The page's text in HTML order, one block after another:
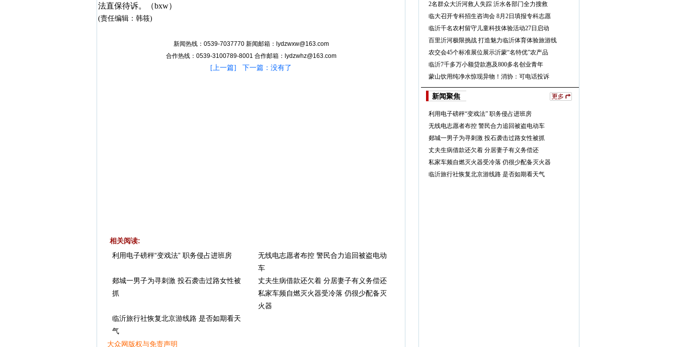
法直保待诉。
（bxw）
(责任编辑：韩筱)
新闻热线：0539-7037770 新闻邮箱：lydzwxw@163.com
合作热线：0539-3100789-8001 合作邮箱：lydzwhz@163.com
[上一篇] 下一篇：没有了
相关阅读:
利用电子磅秤“变戏法” 职务侵占进班房
无线电志愿者布控 警民合力追回被盗电动
车
郯城一男子为寻刺激 投石袭击过路女性被
抓
丈夫生病借款还欠着 分居妻子有义务偿还
私家车频自燃灭火器受冷落 仍很少配备灭
火器
临沂旅行社恢复北京游线路 是否如期看天
气
大众网版权与免责声明
2名群众大沂河救人失踪 沂水各部门全力搜救
临大召开专科招生咨询会 8月2日填报专科志愿
临沂千名农村留守儿童科技体验活动27日启动
百里沂河极限挑战 打造魅力临沂体育体验旅游线
农交会45个标准展位展示沂蒙“名特优”农产品
临沂7千多万小额贷款惠及800多名创业青年
蒙山饮用纯净水惊现异物！消协：可电话投诉
新闻聚焦
利用电子磅秤“变戏法” 职务侵占进班房
无线电志愿者布控 警民合力追回被盗电动车
郯城一男子为寻刺激 投石袭击过路女性被抓
丈夫生病借款还欠着 分居妻子有义务偿还
私家车频自燃灭火器受冷落 仍很少配备灭火器
临沂旅行社恢复北京游线路 是否如期看天气